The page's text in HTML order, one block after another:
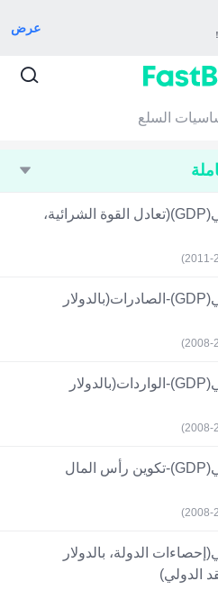
عرض
السلع
الناتج المحلي الإجمالي الاسمي(GDP)(تعادل القوة الشرائية،
الناتج المحلي الإجمالي الاسمي(GDP)-الصادرات(بالدولار
الناتج المحلي الإجمالي الاسمي(GDP)-الواردات(بالدولار
الناتج المحلي الإجمالي الاسمي(GDP)-تكوين رأس المال
الدولة، بالدولار
الدولي)